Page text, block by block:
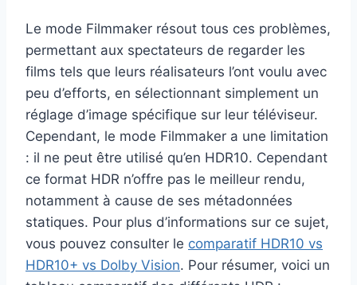
Le mode Filmmaker résout tous ces problèmes,
permettant aux spectateurs de regarder les
films tels que leurs réalisateurs l’ont voulu avec
peu d’efforts, en sélectionnant simplement un
réglage d’image spécifique sur leur téléviseur.
Cependant, le mode Filmmaker a une limitation
: il ne peut être utilisé qu’en HDR10. Cependant
ce format HDR n’offre pas le meilleur rendu,
notamment à cause de ses métadonnées
statiques. Pour plus d’informations sur ce sujet,
vous pouvez consulter le comparatif HDR10 vs
HDR10+ vs Dolby Vision. Pour résumer, voici un